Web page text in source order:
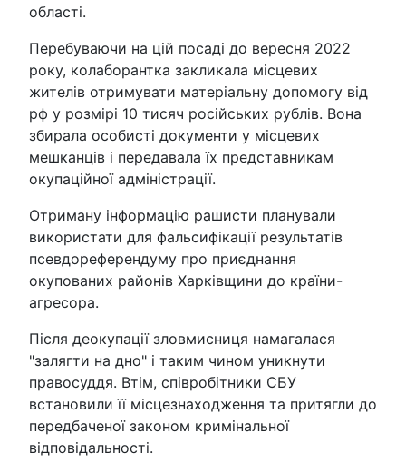
області.
Перебуваючи на цій посаді до вересня 2022
року, колаборантка закликала місцевих
жителів отримувати матеріальну допомогу від
рф у розмірі 10 тисяч російських рублів. Вона
збирала особисті документи у місцевих
мешканців і передавала їх представникам
окупаційної адміністрації.
Отриману інформацію рашисти планували
використати для фальсифікації результатів
псевдореферендуму про приєднання
окупованих районів Харківщини до країни-
агресора.
Після деокупації зловмисниця намагалася
"залягти на дно" і таким чином уникнути
правосуддя. Втім, співробітники СБУ
встановили її місцезнаходження та притягли до
передбаченої законом кримінальної
відповідальності.